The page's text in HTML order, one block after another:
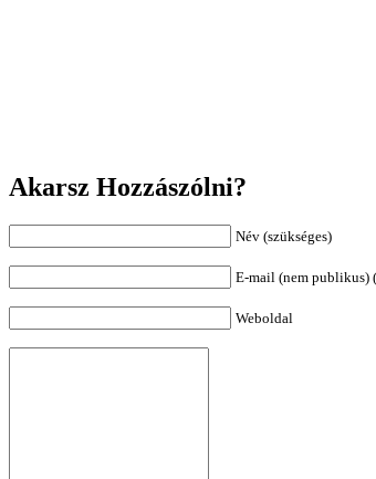
Akarsz Hozzászólni?
Név (szükséges)
E-mail (nem publikus)
Weboldal